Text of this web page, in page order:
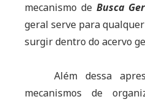
mecanismo deBusca
geral serve para
surgir dentro do acervo
Além dessa
mecanismos de